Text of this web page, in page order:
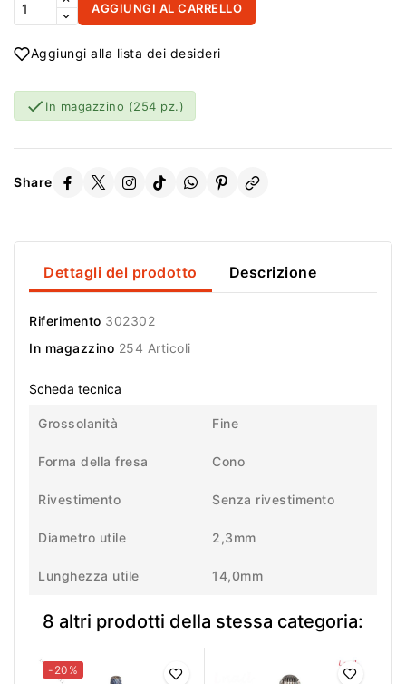
AGGIUNGI AL CARRELLO
Aggiungi alla lista dei desideri
 In magazzino (254 pz.)
Share
Dettagli del prodotto Descrizione
Riferimento 302302
In magazzino 254 Articoli
Scheda tecnica
Grossolanità Fine
Forma della fresa Cono
Rivestimento Senza rivestimento
Diametro utile 2,3mm
Lunghezza utile 14,0mm
8 altri prodotti della stessa categoria:
-20%